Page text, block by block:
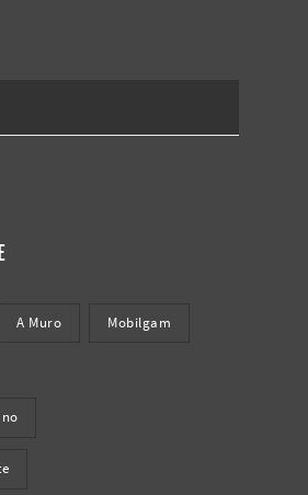
A Muro Mobilgam